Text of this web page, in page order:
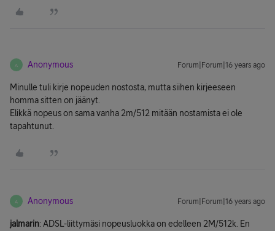
A Anonymous Forum|Forum|16 years ago
Minulle tuli kirje nopeuden nostosta, mutta siihen kirjeeseen
homma sitten on jäänyt.
Elikkä nopeus on sama vanha 2m/512 mitään nostamista ei ole
tapahtunut.
A Anonymous Forum|Forum|16 years ago
jalmarin: ADSL-liittymäsi nopeusluokka on edelleen 2M/512k. En